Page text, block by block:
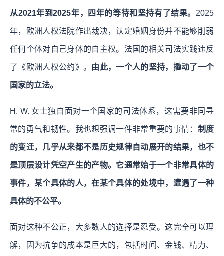
从2021年到2025年，四年的等待和坚持有了结果。 2025
年，欧洲人权法院作出裁决，认定婚姻身份并不能够削弱
任何个体对自己身体的自主权。法国的相关司法实践违反
了《欧洲人权公约》。 由此，一个人的坚持，撬动了一个
国家的立法。
H. W. 女士独自面对一个国家的司法体系，这需要非同寻
常的勇气和韧性。我也想强调一件非常重要的事情： 制度
的变迁，几乎从来都不是历史规律自动展开的结果，也不
是顶层设计凭空产生的产物。它通常始于一个非常具体的
事件，某个具体的人，在某个具体的处境中，遭遇了一种
具体的不公平。
面对这种不公正，大多数人的选择是忍受。这完全可以理
解，因为抗争的成本是巨大的，包括时间、金钱、精力、